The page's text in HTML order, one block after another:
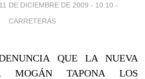
11 DE DICIEMBRE DE 2009 - 10:10 -
CARRETERAS
QUE LA NUEVA
MOGÁN TAPONA LOS